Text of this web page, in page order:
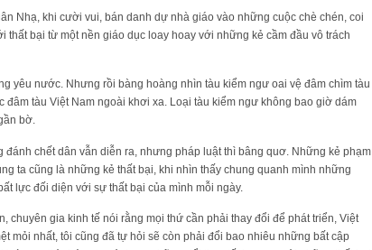
Nhạ, khi cười vui, bán danh dự nhà giáo vào những cuộc chè chén, coi
bại từ một nền giáo dục loay hoay với những kẻ cầm đầu vô trách
yêu nước. Nhưng rồi bàng hoàng nhìn tàu kiểm ngư oai vệ đâm chìm tàu
tàu Việt Nam ngoài khơi xa. Loại tàu kiểm ngư không bao giờ dám
bờ.
chết dân vẫn diễn ra, nhưng pháp luật thì bâng quơ. Những kẻ phạm
ta cũng là những kẻ thất bại, khi nhìn thấy chung quanh mình những
lực đối diện với sự thất bại của mình mỗi ngày.
chuyên gia kinh tế nói rằng mọi thứ cần phải thay đổi để phát triển, Việt
mỏi nhất, tôi cũng đã tự hỏi sẽ còn phải đổi bao nhiêu những bất cập